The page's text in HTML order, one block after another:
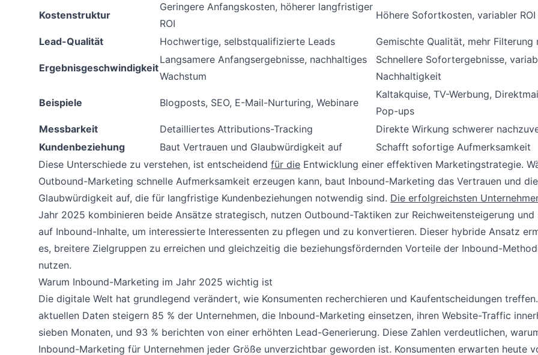
Kostenstruktur
Geringere Anfangskosten, höherer langfristiger
ROI
Höhere Sofortkosten, variabler ROI
Lead-Qualität Hochwertige, selbstqualifizierte Leads Gemischte Qualität, mehr Filterung
Ergebnisgeschwindigkeit
Langsamere Anfangsergebnisse, nachhaltiges
Wachstum
Schnellere Sofortergebnisse,
Nachhaltigkeit
Beispiele Blogposts, SEO, E-Mail-Nurturing, Webinare
Kaltakquise, TV-Werbung,
Pop-ups
Messbarkeit
Detailliertes Attributions-Tracking
Direkte Wirkung schwerer
Kundenbeziehung
Baut Vertrauen und Glaubwürdigkeit auf
Schafft sofortige Aufmerksamkeit
Diese Unterschiede zu verstehen, ist entscheidend für die Entwicklung einer effektiven Marketingstrategie.
Outbound-Marketing schnelle Aufmerksamkeit erzeugen kann, baut Inbound-Marketing das Vertrauen und die
Glaubwürdigkeit auf, die für langfristige Kundenbeziehungen notwendig sind. Die erfolgreichsten
Jahr 2025 kombinieren beide Ansätze strategisch, nutzen Outbound-Taktiken zur Reichweitensteigerung und
auf Inbound-Inhalte, um interessierte Interessenten zu pflegen und zu konvertieren. Dieser hybride Ansatz
es, breitere Zielgruppen zu erreichen und gleichzeitig die beziehungsfördernden Vorteile der Inbound-
nutzen.
Warum Inbound-Marketing im Jahr 2025 wichtig ist
Die digitale Welt hat grundlegend verändert, wie Konsumenten recherchieren und Kaufentscheidungen
aktuellen Daten steigern 85 % der Unternehmen, die Inbound-Marketing einsetzen, ihren Website-Traffic
sieben Monaten, und 93 % berichten von einer erhöhten Lead-Generierung. Diese Zahlen verdeutlichen,
Inbound-Marketing für Unternehmen jeder Größe unverzichtbar geworden ist. Konsumenten erwarten heute